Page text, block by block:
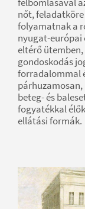
nőt,
folyamatnak a
nyugat-európai
eltérő
gondoskodás
forradalommal
beteg- és
fogyatékkal
ellátási formák.